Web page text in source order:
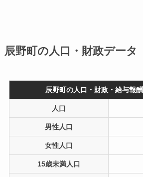
辰野町の人口・財政データ
辰野町の人口・財政・給与報酬
人口
男性人口
女性人口
15歳未満人口